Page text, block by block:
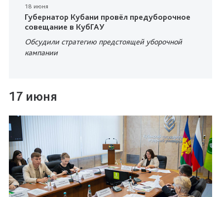
18 июня
Губернатор Кубани провёл предуборочное
совещание в КубГАУ
Обсудили стратегию предстоящей уборочной
кампании
17 июня